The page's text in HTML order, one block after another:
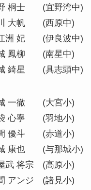
桐士 (宜野湾中)
大帆 (西原中)
妃 (伊良波中)
鳳柳 (南星中)
綺星 (具志頭中)
一徹 (大宮小)
心寧 (羽地小)
優斗 (赤道小)
康也 (与那城小)
武 将宗 (高原小)
アンジ (諸見小)